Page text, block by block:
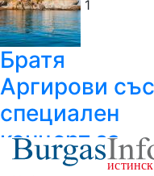
1
Братя
Аргирови със
специален
концерт за
рождения